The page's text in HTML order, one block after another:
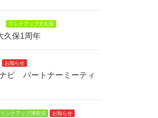
リンクアップ大久保
久保1周年
お知らせ
ビ パートナーミーティ
リンクアップ津田沼 お知らせ